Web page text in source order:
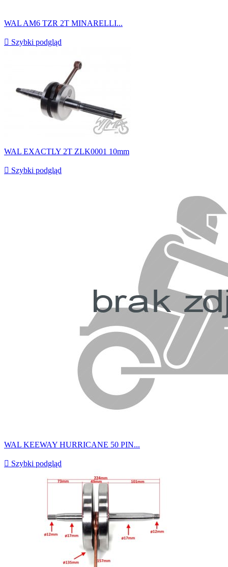
WAL AM6 TZR 2T MINARELLI...
 Szybki podgląd
WAL EXACTLY 2T ZLK0001 10mm
 Szybki podgląd
WAL KEEWAY HURRICANE 50 PIN...
 Szybki podgląd